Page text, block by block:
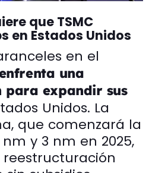
que TSMC
en Estados Unidos
en el
una
para expandir sus
Unidos. La
que comenzará la
y 3 nm en 2025,